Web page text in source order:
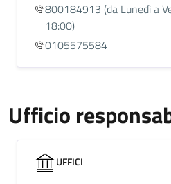
800184913 (da Lunedì a
18:00)
0105575584
Ufficio
UFFICI